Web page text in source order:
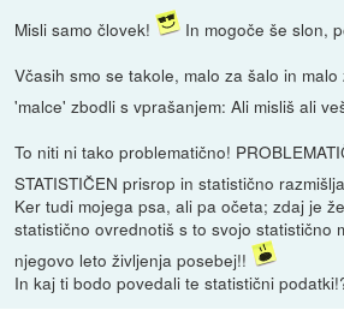
Misli samo človek!
In mogoče še slon,
Včasih smo se takole, malo za šalo in
'malce' zbodli s vprašanjem: Ali misliš ali
To niti ni tako problematično!
STATISTIČEN prisrop in statistično
Ker tudi mojega psa, ali pa očeta; zdaj je
statistično ovrednotiš s to svojo statistično
njegovo leto življenja posebej!!
In kaj ti bodo povedali te statistični